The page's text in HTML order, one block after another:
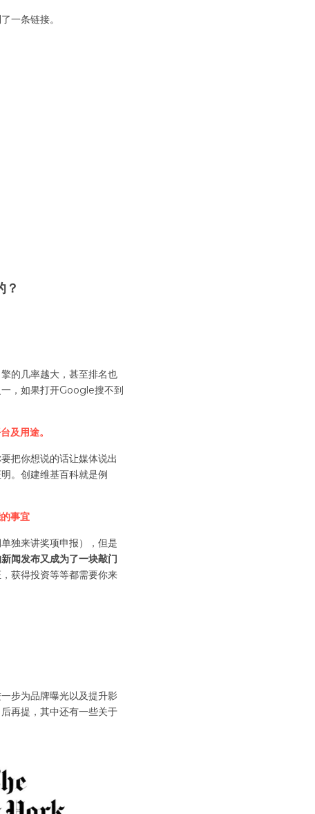
一条链接。
？
的几率越大，甚至排名也
，如果打开Google搜不到
及用途。
要把你想说的话让媒体说出
。创建维基百科就是例
事宜
独来讲奖项申报），但是
闻发布又成为了一块敲门
获得投资等等都需要你来
步为品牌曝光以及提升影
再提，其中还有一些关于